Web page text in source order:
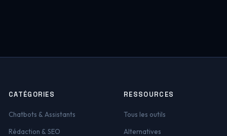
CATÉGORIES
Chatbots & Assistants
Rédaction & SEO
RESSOURCES
Tous les outils
Alternatives